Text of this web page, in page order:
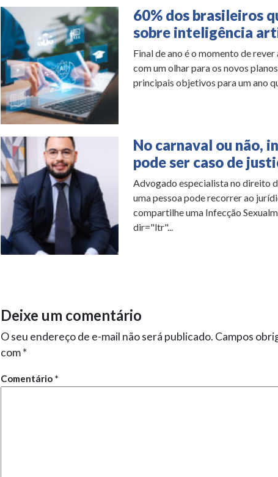
60% dos brasileiros
sobre inteligência
Final de ano é o momento de rever
com um olhar para os novos
principais objetivos para um ano
No carnaval ou não,
pode ser caso de
Advogado especialista no direito
uma pessoa pode recorrer ao
compartilhe uma Infecção
dir="ltr"...
Deixe um comentário
O seu endereço de e-mail não será publicado. Campos
com*
Comentário *